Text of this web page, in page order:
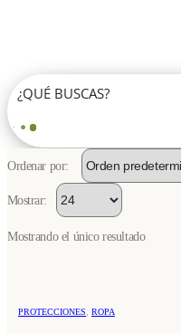
Ordenar por:
Mostrar:
Mostrando el único resultado
producto
PROTECCIONES ROPA